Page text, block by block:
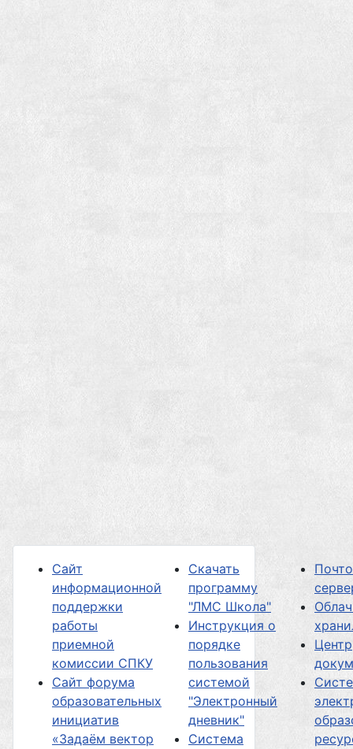
Сайт
информационной
поддержки
работы
приемной
комиссии СПКУ
Сайт форума
образовательных
инициатив
«Задаём вектор
Скачать
программу
"ЛМС Школа"
Инструкция о
порядке
пользования
системой
"Электронный
дневник"
Система
Центр